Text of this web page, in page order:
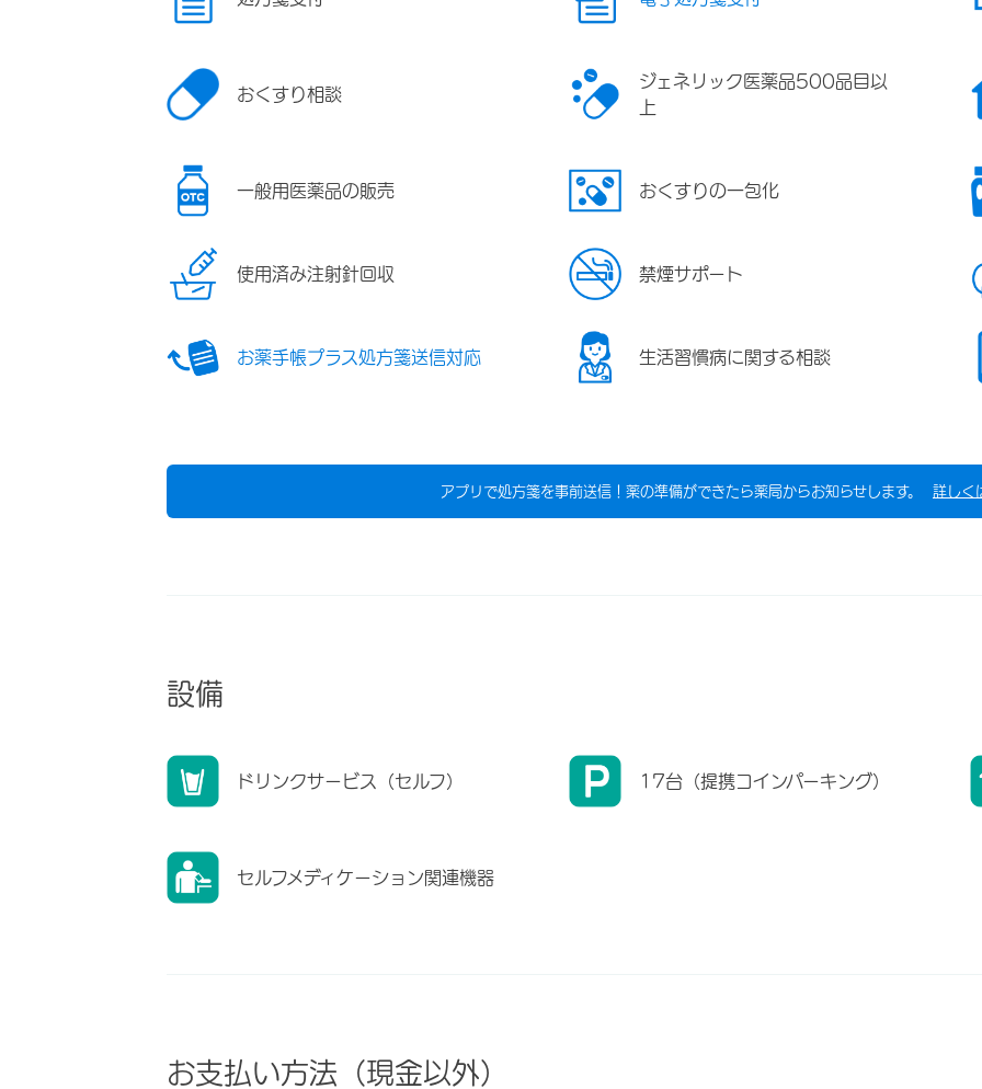
おくすり相談
ジェネリック医薬品500品目以
上
一般用医薬品の販売 おくすりの一包化
使用済み注射針回収 禁煙サポート
お薬手帳プラス処方箋送信対応 生活習慣病に関する相談
アプリで処方箋を事前送信！薬の準備ができたら薬局からお知らせします。 詳しく
設備
ドリンクサービス（セルフ） 17台（提携コインパーキング）
セルフメディケーション関連機器
お支払い方法（現金以外）